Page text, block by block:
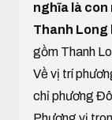
nghĩa là con
Thanh
gồm Thanh
Về vị trí
chỉ phương